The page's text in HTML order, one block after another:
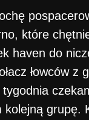
które
haven do
łowców
kolejną